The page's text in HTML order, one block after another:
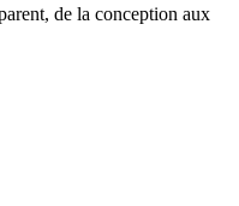
de la conception aux